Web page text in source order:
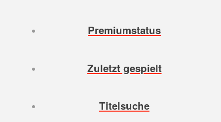
Premiumstatus
Zuletzt gespielt
Titelsuche